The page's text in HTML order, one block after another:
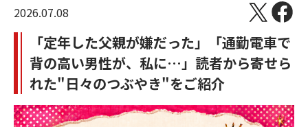
2026.07.08
「定年した父親が嫌だった」「通勤電車で
背の高い男性が、私に…」読者から寄せら
れた"日々のつぶやき"をご紹介